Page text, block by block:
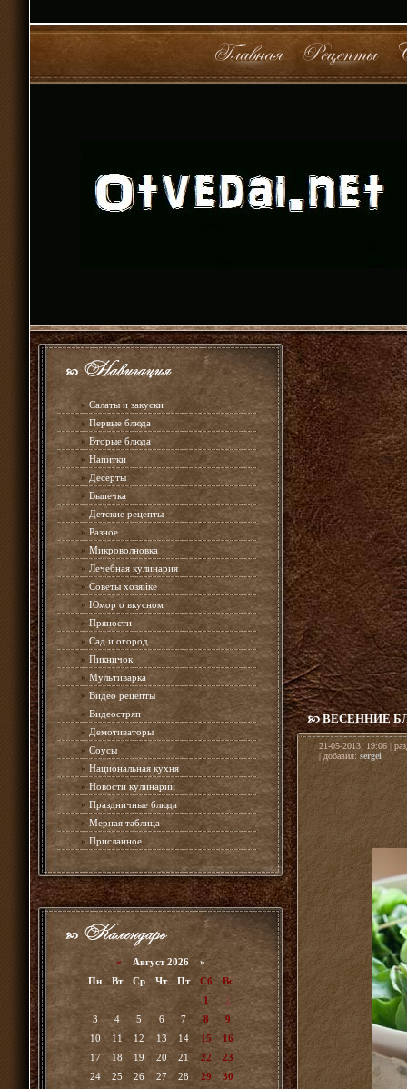
» Салаты и закуски
» Первые блюда
» Вторые блюда
» Напитки
»Десерты
» Выпечка
» Детские рецепты
» Разное
» Микроволновка
» Лечебная кулинария
» Советы хозяйке
» Юмор о вкусном
» Пряности
» Сад и огород
» Пикничок
» Мультиварка
» Видео рецепты
» Видеостряп
» Демотиваторы
» Соусы
» Национальная кухня
» Новости кулинарии
» Праздничные блюда
» Мерная таблица
» Присланное
« Август 2026 »
Пн
Вт Ср Чт Пт Сб
Вс
1
2
3
4 5 6 7 8
9
10
11 12 13 14 15
16
17
18 19 20 21 22
23
24
25 26 27 28 29
30
ВЕСЕННИЕ
21-05-2013, 19:06 |
| добавил:sergei